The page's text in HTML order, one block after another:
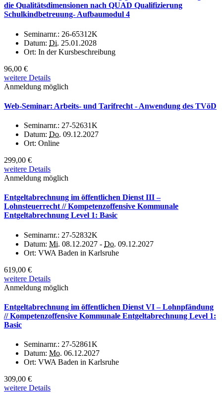
die Qualitätsdimensionen nach QUAD Qualifizierung
Schulkindbetreuung- Aufbaumodul 4
Seminarnr.: 26-65312K
Datum: Di. 25.01.2028
Ort: In der Kursbeschreibung
96,00 €
weitere Details
Anmeldung möglich
Web-Seminar: Arbeits- und Tarifrecht - Anwendung des TVöD
Seminarnr.: 27-52631K
Datum: Do. 09.12.2027
Ort: Online
299,00 €
weitere Details
Anmeldung möglich
Entgeltabrechnung im öffentlichen Dienst III –
Lohnsteuerrecht // Kompetenzoffensive Kommunale
Entgeltabrechnung Level 1: Basic
Seminarnr.: 27-52832K
Datum: Mi. 08.12.2027 - Do. 09.12.2027
Ort: VWA Baden in Karlsruhe
619,00 €
weitere Details
Anmeldung möglich
Entgeltabrechnung im öffentlichen Dienst VI – Lohnpfändung
// Kompetenzoffensive Kommunale Entgeltabrechnung Level 1:
Basic
Seminarnr.: 27-52861K
Datum: Mo. 06.12.2027
Ort: VWA Baden in Karlsruhe
309,00 €
weitere Details